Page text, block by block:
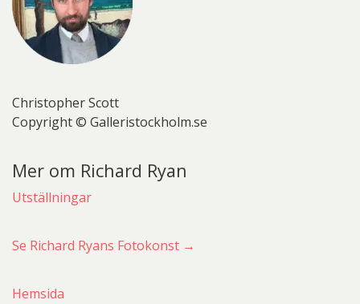
Christopher Scott
Copyright © Galleristockholm.se
Mer om Richard Ryan
Utställningar
Se Richard Ryans Fotokonst →
Hemsida